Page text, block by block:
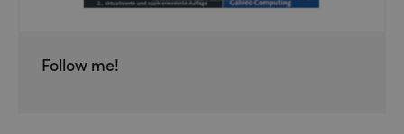
Follow me!